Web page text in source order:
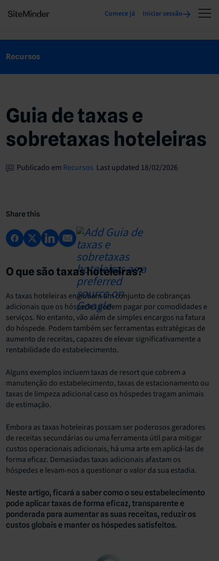
Comece já Iniciar sessão
Recursos
Guia de taxas e
sobretaxas hoteleiras
Publicado em Recursos Last updated 18/02/2026
Share this
O que são taxas hoteleiras?
As taxas hoteleiras englobam um conjunto de cobranças
adicionais que os hóspedes podem pagar por comodidades e
serviços. No entanto, vão além de simples encargos na fatura
do hóspede. Podem também ser ferramentas estratégicas de
aumento de receitas, capazes de elevar significativamente a
rentabilidade do estabelecimento.
Alguns exemplos incluem taxas de resort que cobrem a
manutenção do estabelecimento, taxas de estacionamento ou
taxas de limpeza adicional caso os hóspedes tragam animais
de estimação.
Embora as taxas hoteleiras possam ser poderosos geradores
de receitas secundárias ou uma ferramenta útil para mitigar
custos operacionais adicionais, há uma arte em aplicá-las de
forma eficaz. Demasiadas taxas adicionais afastam os
hóspedes e levam-nos a questionar o valor da sua estadia.
Neste artigo, ficará a saber como o seu estabelecimento
pode aplicar taxas de forma eficaz, transparente e
ponderada para aumentar as suas receitas, reduzir os
custos globais e manter os hóspedes satisfeitos.